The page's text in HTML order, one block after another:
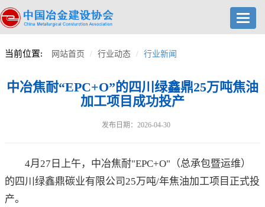
当前位置: 网站首页 行业动态 行业新闻
中冶焦耐“EPC+O”的四川绿鑫鼎25万吨焦油
加工项目成功投产
发布日期：2026-04-30
4月27日上午，中冶焦耐"EPC+O"（总承包暨运维）
的四川绿鑫鼎碳业有限公司25万吨/年焦油加工项目正式投
产。